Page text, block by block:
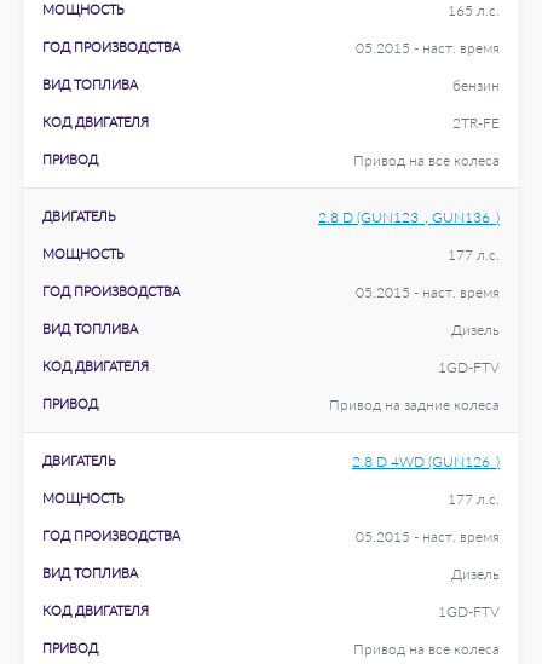
МОЩНОСТЬ 165 л.с.
ГОД ПРОИЗВОДСТВА 05.2015 - наст. время
ВИД ТОПЛИВА бензин
КОД ДВИГАТЕЛЯ 2TR-FE
ПРИВОД Привод на все колеса
ДВИГАТЕЛЬ 2.8 D (GUN123_, GUN136_)
МОЩНОСТЬ 177 л.с.
ГОД ПРОИЗВОДСТВА 05.2015 - наст. время
ВИД ТОПЛИВА Дизель
КОД ДВИГАТЕЛЯ 1GD-FTV
ПРИВОД Привод на задние колеса
ДВИГАТЕЛЬ 2.8 D 4WD (GUN126_)
МОЩНОСТЬ 177 л.с.
ГОД ПРОИЗВОДСТВА 05.2015 - наст. время
ВИД ТОПЛИВА Дизель
КОД ДВИГАТЕЛЯ 1GD-FTV
ПРИВОД Привод на все колеса